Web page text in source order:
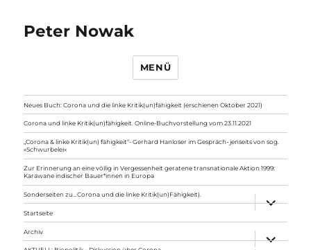
Peter Nowak
MENÜ
Neues Buch: Corona und die linke Kritik(un)fähigkeit (erschienen Oktober 2021)
Corona und linke Kritik(un)fähigkeit. Online-Buchvorstellung vom 23.11.2021
„Corona & linke Kritik(un) fähigkeit“- Gerhard Hanloser im Gespräch- jenseits von sog.
»Schwurbelei«
Zur Erinnerung an eine völlig in Vergessenheit geratene transnationale Aktion 1999:
Karawane indischer Bauer*innen in Europa
Sonderseiten zu…Corona und die linke Kritik(un)Fähigkeit).
anzeigen
Startseite
Archiv
anzeigen